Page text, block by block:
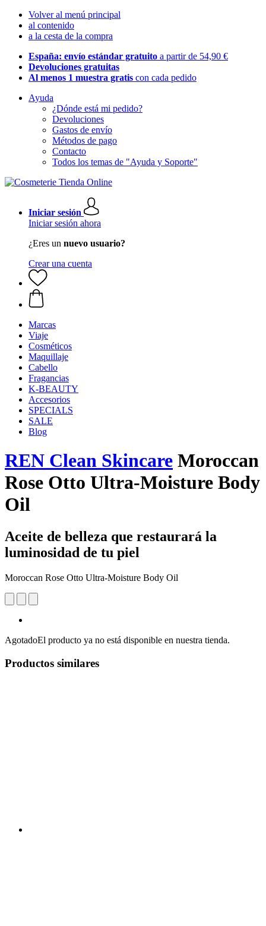
Volver al menú principal
al contenido
a la cesta de la compra
España: envío estándar gratuito a partir de 54,90 €
Devoluciones gratuitas
Al menos 1 muestra gratis con cada pedido
Ayuda
¿Dónde está mi pedido?
Devoluciones
Gastos de envío
Métodos de pago
Contacto
Todos los temas de "Ayuda y Soporte"
Iniciar sesión
Iniciar sesión ahora
¿Eres un nuevo usuario?
Crear una cuenta
Marcas
Viaje
Cosméticos
Maquillaje
Cabello
Fragancias
K-BEAUTY
Accesorios
SPECIALS
SALE
Blog
REN Clean Skincare Moroccan
Rose Otto Ultra-Moisture Body
Oil
Aceite de belleza que restaurará la
luminosidad de tu piel
Moroccan Rose Otto Ultra-Moisture Body Oil
AgotadoEl producto ya no está disponible en nuestra tienda.
Productos similares